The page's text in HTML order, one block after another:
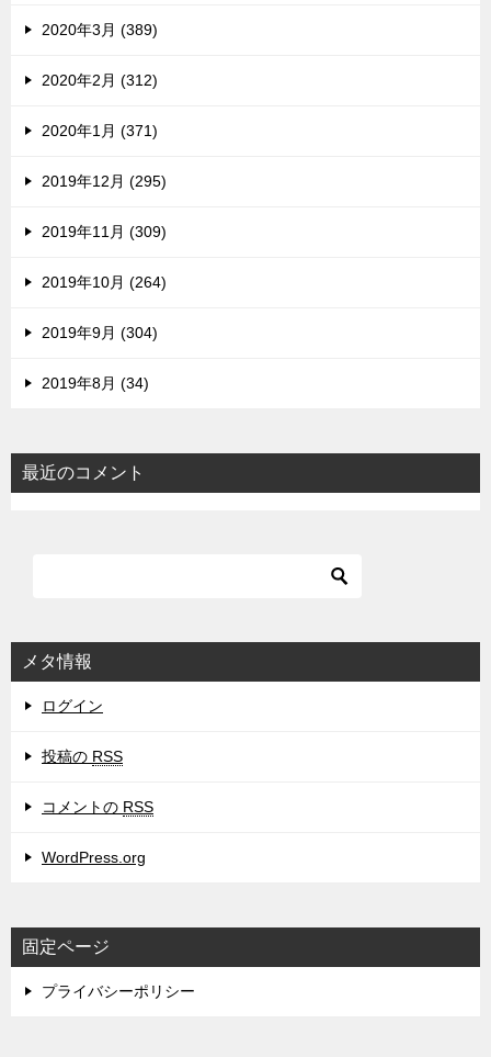
2020年3月 (389)
2020年2月 (312)
2020年1月 (371)
2019年12月 (295)
2019年11月 (309)
2019年10月 (264)
2019年9月 (304)
2019年8月 (34)
最近のコメント
メタ情報
ログイン
投稿の RSS
コメントの RSS
WordPress.org
固定ページ
プライバシーポリシー